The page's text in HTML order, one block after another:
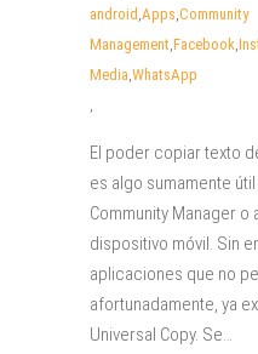
android ,Apps,Community
Management,Facebook,
Media,WhatsApp
,
El poder copiar texto
es algo sumamente
Community Manager o
dispositivo móvil. Sin
aplicaciones que no
afortunadamente, ya
Universal Copy. Se…